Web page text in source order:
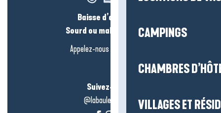
CAMPINGS
CHAMBRES
VILLAGES ET
Baisse d’audition ?
Sourd ou malentendant ?
Appelez-nous en
Suivez-nous !
@labauleguérande